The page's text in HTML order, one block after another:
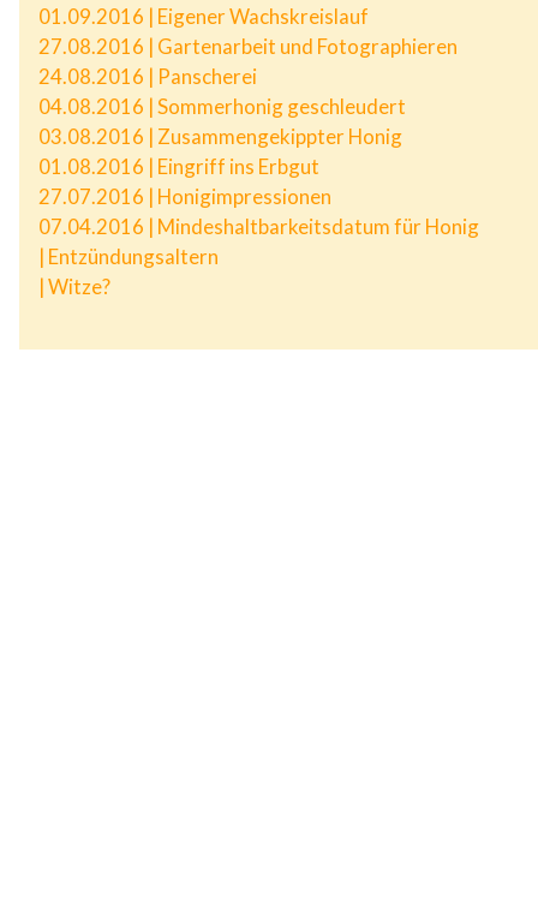
01.09.2016 | Eigener Wachskreislauf
27.08.2016 | Gartenarbeit und Fotographieren
24.08.2016 | Panscherei
04.08.2016 | Sommerhonig geschleudert
03.08.2016 | Zusammengekippter Honig
01.08.2016 | Eingriff ins Erbgut
27.07.2016 | Honigimpressionen
07.04.2016 | Mindeshaltbarkeitsdatum für Honig
| Entzündungsaltern
| Witze?